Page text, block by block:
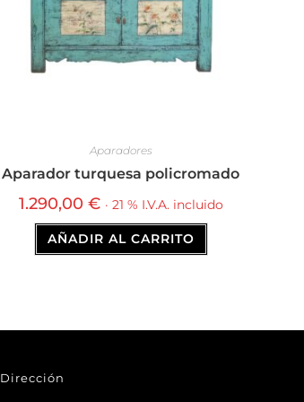
Aparadores
Aparador turquesa policromado
1.290,00 € · 21 % I.V.A. incluido
AÑADIR AL CARRITO
Dirección